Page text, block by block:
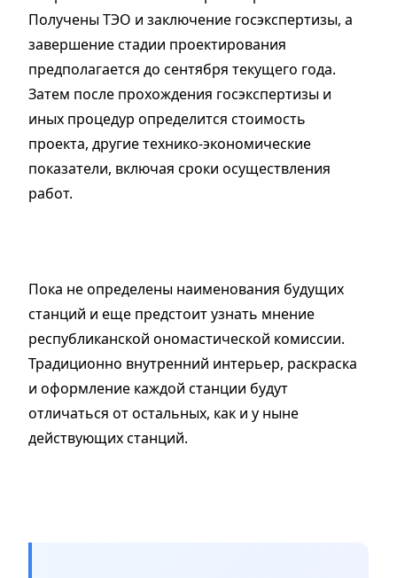
Получены ТЭО и заключение госэкспертизы, а
завершение стадии проектирования
предполагается до сентября текущего года.
Затем после прохождения госэкспертизы и
иных процедур определится стоимость
проекта, другие технико-экономические
показатели, включая сроки осуществления
работ.
Пока не определены наименования будущих
станций и еще предстоит узнать мнение
республиканской ономастической комиссии.
Традиционно внутренний интерьер, раскраска
и оформление каждой станции будут
отличаться от остальных, как и у ныне
действующих станций.